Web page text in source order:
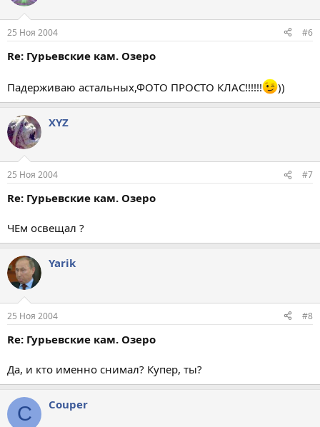
25 Ноя 2004 #6
Re: Гурьевские кам. Озеро
Падерживаю астальных,ФОТО ПРОСТО КЛАС!!!!!! ))
XYZ
25 Ноя 2004 #7
Re: Гурьевские кам. Озеро
ЧЕм освещал ?
Yarik
25 Ноя 2004 #8
Re: Гурьевские кам. Озеро
Да, и кто именно снимал? Купер, ты?
C Couper